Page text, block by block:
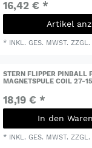
16,42 € *
Artikel
* INKL. GES. MWST.
STERN FLIPPER PINBALL
MAGNETSPULE COIL
18,19 € *
In den
* INKL. GES. MWST.